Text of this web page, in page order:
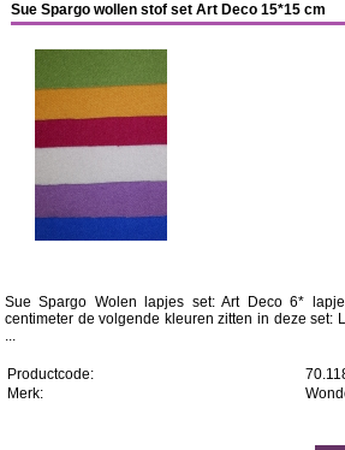
Sue Spargo wollen stof set Art Deco 15*15 cm
Sue Spargo Wolen lapjes set: Art Deco 6*
centimeter de volgende kleuren zitten in deze set:
...
Productcode:
Merk: